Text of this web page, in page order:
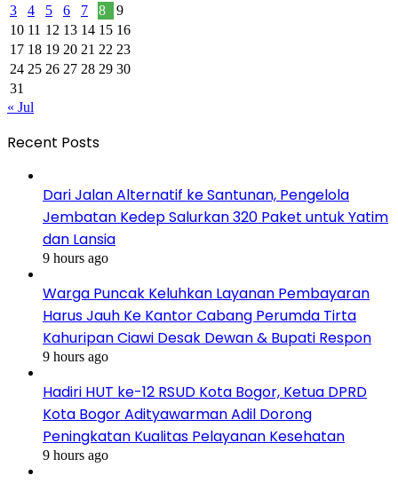
3
4 5 6 7 8
9
10 11 12 13 14 15 16
17 18 19 20 21 22 23
24 25 26 27 28 29 30
31
« Jul
Recent Posts
Dari Jalan Alternatif ke Santunan, Pengelola
Jembatan Kedep Salurkan 320 Paket untuk Yatim
dan Lansia
9 hours ago
Warga Puncak Keluhkan Layanan Pembayaran
Harus Jauh Ke Kantor Cabang Perumda Tirta
Kahuripan Ciawi Desak Dewan & Bupati Respon
9 hours ago
Hadiri HUT ke-12 RSUD Kota Bogor, Ketua DPRD
Kota Bogor Adityawarman Adil Dorong
Peningkatan Kualitas Pelayanan Kesehatan
9 hours ago